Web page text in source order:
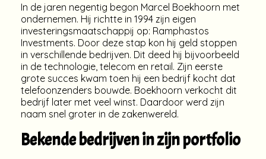
In de jaren negentig begon Marcel Boekhoorn met
ondernemen. Hij richtte in 1994 zijn eigen
investeringsmaatschappij op: Ramphastos
Investments. Door deze stap kon hij geld stoppen
in verschillende bedrijven. Dit deed hij bijvoorbeeld
in de technologie, telecom en retail. Zijn eerste
grote succes kwam toen hij een bedrijf kocht dat
telefoonzenders bouwde. Boekhoorn verkocht dit
bedrijf later met veel winst. Daardoor werd zijn
naam snel groter in de zakenwereld.
Bekende bedrijven in zijn portfolio